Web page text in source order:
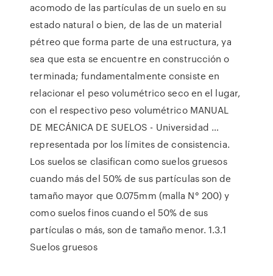
acomodo de las partículas de un suelo en su
estado natural o bien, de las de un material
pétreo que forma parte de una estructura, ya
sea que esta se encuentre en construcción o
terminada; fundamentalmente consiste en
relacionar el peso volumétrico seco en el lugar,
con el respectivo peso volumétrico MANUAL
DE MECÁNICA DE SUELOS - Universidad …
representada por los límites de consistencia.
Los suelos se clasifican como suelos gruesos
cuando más del 50% de sus partículas son de
tamaño mayor que 0.075mm (malla N° 200) y
como suelos finos cuando el 50% de sus
partículas o más, son de tamaño menor. 1.3.1
Suelos gruesos